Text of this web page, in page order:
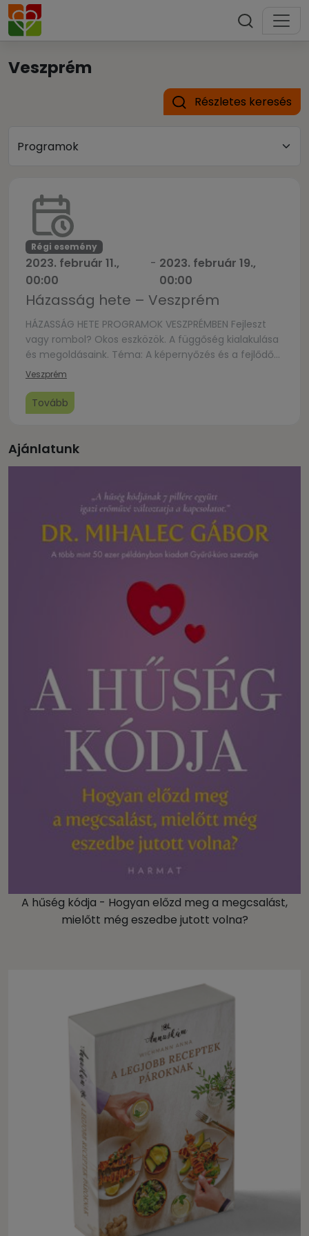
Veszprém
Részletes keresés
Régi esemény
2023. február 11.,
00:00
- 2023. február 19.,
00:00
Házasság hete – Veszprém
HÁZASSÁG HETE PROGRAMOK VESZPRÉMBEN Fejleszt
vagy rombol? Okos eszközök. A függőség kialakulása
és megoldásaink. Téma: A képernyőzés és a fejlődő
idegrendszer. Életkorhoz illő használat? Helyszín:
PÁLYÁZATAINK: KÉSZÍTSD EL SAJÁT CSALÁDI
PECSÉTEDET! A Kukkantó Egyesület kreatív pályázatot
kapaszkodva” címmel készítsétek el a család […]
Veszprém
Tovább
Ajánlatunk
A hűség kódja - Hogyan előzd meg a megcsalást,
mielőtt még eszedbe jutott volna?